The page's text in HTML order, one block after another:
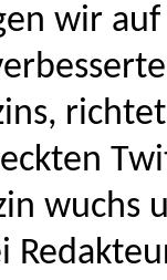
wir
wuchs